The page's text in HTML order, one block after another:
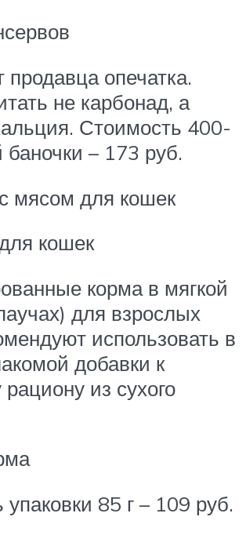
продавца опечатка.
не карбонад, а
Стоимость 400-
– 173 руб.
мясом для кошек
кошек
корма в мягкой
для взрослых
использовать в
добавки к
из сухого
85 г – 109 руб.